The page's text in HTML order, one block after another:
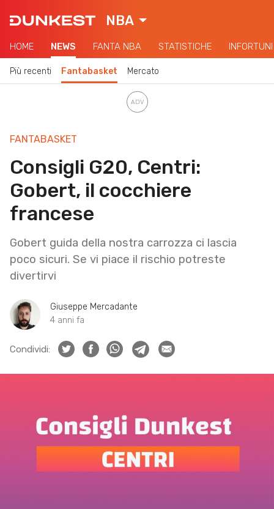
NBA
HOME NEWS FANTA NBA STATISTICHE INFORTUNI
Più recenti Fantabasket Mercato
FANTABASKET
Consigli G20, Centri:
Gobert, il cocchiere
francese
Gobert guida della nostra carrozza ci lascia
poco sicuri. Se vi piace il rischio potreste
divertirvi
Giuseppe Mercadante
4 anni fa
Condividi: